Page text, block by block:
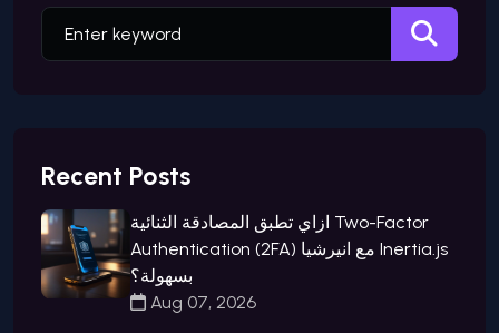
Recent Posts
ازاي تطبق المصادقة الثنائية Two-Factor
Authentication (2FA) مع انيرشيا Inertia.js
بسهولة؟
Aug 07, 2026